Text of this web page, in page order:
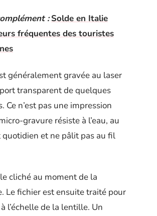
: Solde en Italie
fréquentes des touristes
généralement gravée au laser
transparent de quelques
Ce n’est pas une impression
gravure résiste à l’eau, au
et ne pâlit pas au fil
cliché au moment de la
Le fichier est ensuite traité pour
l’échelle de la lentille. Un